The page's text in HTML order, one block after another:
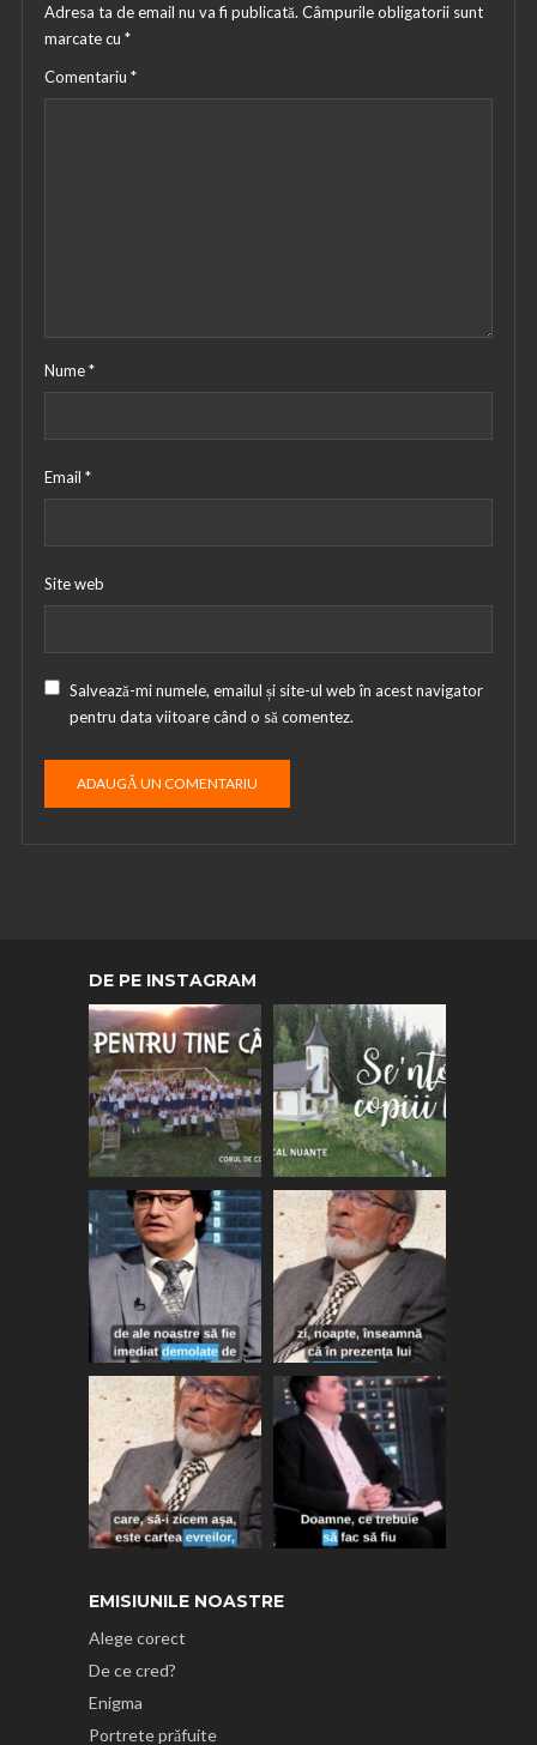
Adresa ta de email nu va fi publicată. Câmpurile obligatorii sunt
marcate cu *
Comentariu *
Nume*
Email *
Site web
Salvează-mi numele, emailul și site-ul web în acest navigator
pentru data viitoare când o să comentez.
DE PE INSTAGRAM
EMISIUNILE NOASTRE
Alege corect
De ce cred?
Enigma
Portrete prăfuite